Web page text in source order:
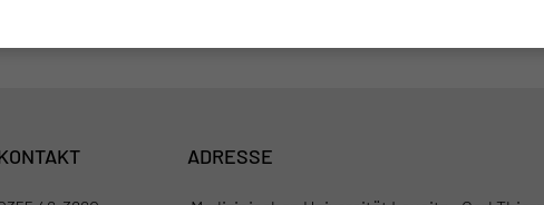
ADRESSE